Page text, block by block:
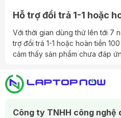
Màn hình chất lượng cao,
Bền bỉ theo chuẩn
trưng.
Lưu ý
Pin thực tế giảm nhanh nếu
chạy GPU rời nhiều.
Hỗ trợ đổi trả 1-1 hoặc
Với thời gian dùng thử lên tới 7
trợ đổi trả 1-1 hoặc hoàn tiền
cảm thấy sản phẩm chưa đáp
Công ty TNHH công nghệ